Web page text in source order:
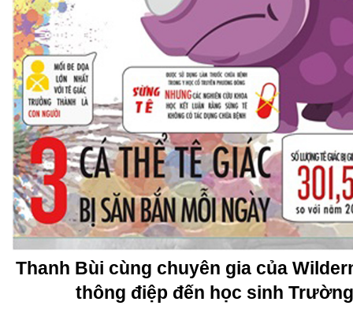
Thanh Bùi cùng chuyên gia của
thông điệp đến học sinh